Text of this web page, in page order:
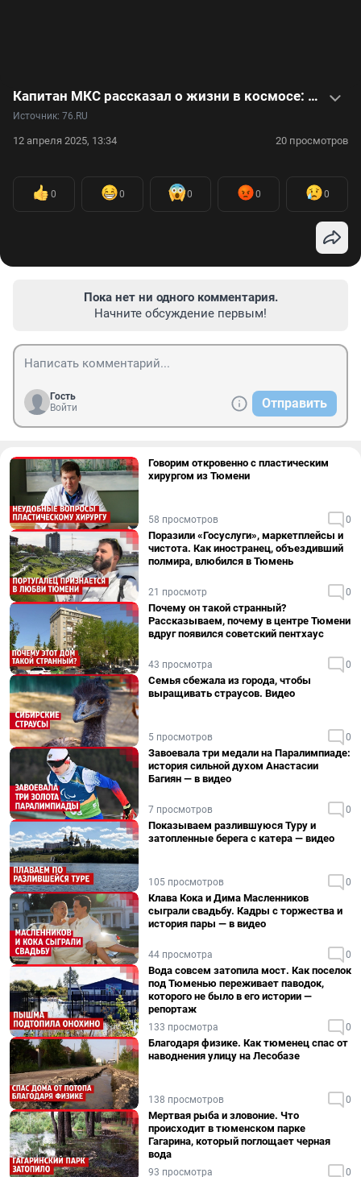
Капитан МКС рассказал о жизни в космосе: видеоинтервью
Источник: 76.RU
12 апреля 2025, 13:34 20 просмотров
0 0 0 0 0
Пока нет ни одного комментария.
Начните обсуждение первым!
Гость
Войти
Отправить
Говорим откровенно с пластическим
хирургом из Тюмени
58 просмотров 0
Поразили «Госуслуги», маркетплейсы и
чистота. Как иностранец, объездивший
полмира, влюбился в Тюмень
21 просмотр 0
Почему он такой странный?
Рассказываем, почему в центре Тюмени
вдруг появился советский пентхаус
43 просмотра 0
Семья сбежала из города, чтобы
выращивать страусов. Видео
5 просмотров 0
Завоевала три медали на Паралимпиаде:
история сильной духом Анастасии
Багиян — в видео
7 просмотров 0
Показываем разлившуюся Туру и
затопленные берега с катера — видео
105 просмотров 0
Клава Кока и Дима Масленников
сыграли свадьбу. Кадры с торжества и
история пары — в видео
44 просмотра 0
Вода совсем затопила мост. Как поселок
под Тюменью переживает паводок,
которого не было в его истории —
репортаж
133 просмотра 0
Благодаря физике. Как тюменец спас от
наводнения улицу на Лесобазе
138 просмотров 0
Мертвая рыба и зловоние. Что
происходит в тюменском парке
Гагарина, который поглощает черная
вода
93 просмотра 0